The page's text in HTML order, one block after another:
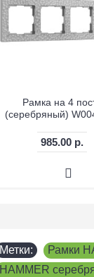
Рамка на 4
(серебряный)
985.00 р.
Метки: Рамки
HAMMER